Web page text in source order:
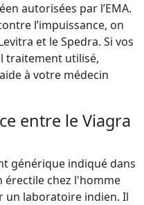
autorisées par l’EMA.
l’impuissance, on
et le Spedra. Si vos
traitement utilisé,
à votre médecin
entre le Viagra
générique indiqué dans
chez l'homme
un laboratoire indien. Il